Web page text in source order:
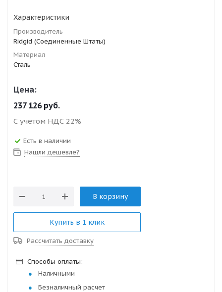
Характеристики
Производитель
Ridgid (Соединенные Штаты)
Материал
Сталь
Цена:
237 126руб.
С учетом НДС 22%
Есть в наличии
Нашли дешевле?
В корзину
Купить в 1 клик
Рассчитать доставку
Способы оплаты:
Наличными
Безналичный расчет